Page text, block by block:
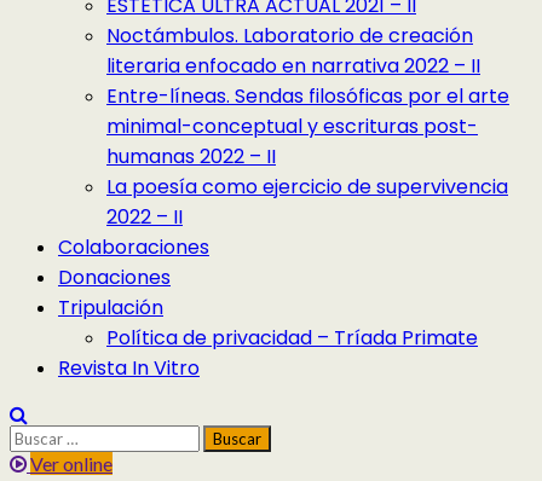
Noctámbulos. Laboratorio de creación
literaria enfocado en narrativa 2022 – II
Entre-líneas. Sendas filosóficas por el arte
minimal-conceptual y escrituras post-
humanas 2022 – II
La poesía como ejercicio de supervivencia
2022 – II
Colaboraciones
Donaciones
Tripulación
Política de privacidad – Tríada Primate
Revista In Vitro
Buscar:
Ver online